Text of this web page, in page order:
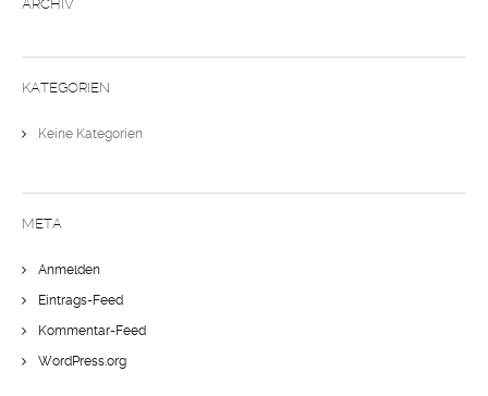
ARCHIV
KATEGORIEN
Keine Kategorien
META
Anmelden
Eintrags-Feed
Kommentar-Feed
WordPress.org